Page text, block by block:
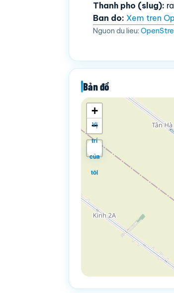
Thanh pho (slug):
Ban do: Xem tren
Nguon du lieu:
Bản đồ
+
−
Vị
trí
của
tôi